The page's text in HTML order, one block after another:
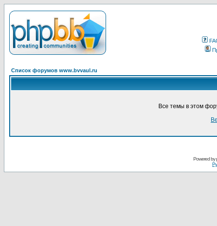
Список форумов www.bvvaul.ru
Все темы в этом
Powered by